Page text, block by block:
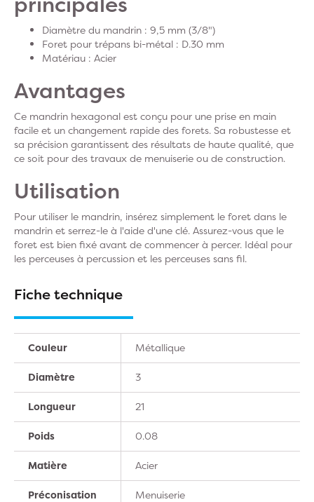
Diamètre du mandrin : 9,5 mm (3/8")
Foret pour trépans bi-métal : D.30 mm
Matériau : Acier
Avantages
Ce mandrin hexagonal est conçu pour une prise en main
facile et un changement rapide des forets. Sa robustesse et
sa précision garantissent des résultats de haute qualité, que
ce soit pour des travaux de menuiserie ou de construction.
Utilisation
Pour utiliser le mandrin, insérez simplement le foret dans le
mandrin et serrez-le à l'aide d'une clé. Assurez-vous que le
foret est bien fixé avant de commencer à percer. Idéal pour
les perceuses à percussion et les perceuses sans fil.
Fiche technique
Couleur Métallique
Diamètre 3
Longueur 21
Poids 0.08
Matière Acier
Préconisation Menuiserie